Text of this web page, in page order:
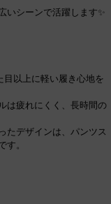
いシーンで活躍します✨
目以上に軽い履き心地を
は疲れにくく、長時間の
たデザインは、パンツス
。